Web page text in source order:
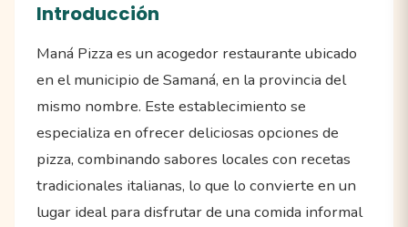
Introducción
Maná Pizza es un acogedor restaurante ubicado
en el municipio de Samaná, en la provincia del
mismo nombre. Este establecimiento se
especializa en ofrecer deliciosas opciones de
pizza, combinando sabores locales con recetas
tradicionales italianas, lo que lo convierte en un
lugar ideal para disfrutar de una comida informal